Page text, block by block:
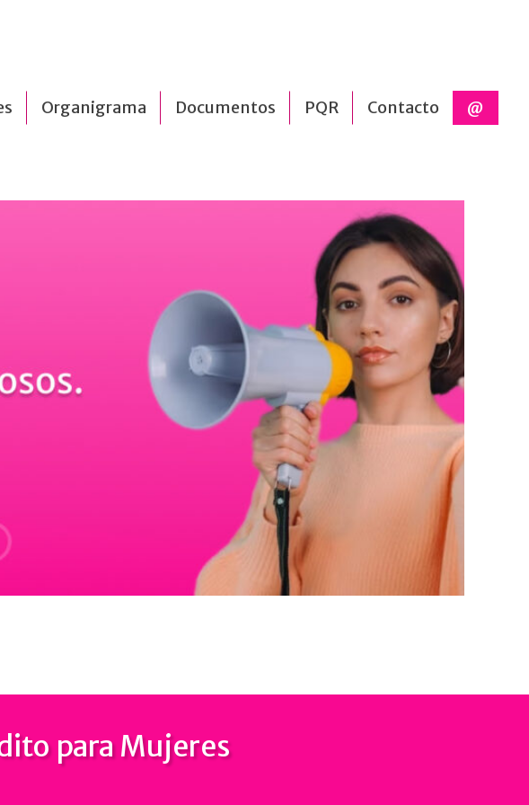
Organigrama Documentos PQR Contacto @
para Mujeres